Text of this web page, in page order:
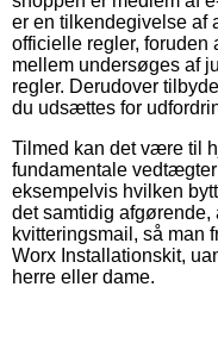
er en tilkendegivelse af
officielle regler, foruden
mellem undersøges af
regler. Derudover
du udsættes for
Tilmed kan det være til
fundamentale
eksempelvis hvilken
det samtidig afgørende,
kvitteringsmail, så man
Worx Installationskit,
herre eller dame.